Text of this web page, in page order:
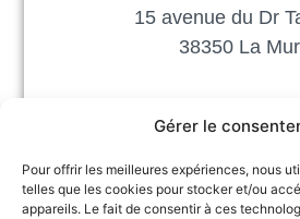
Gérer le
Pour offrir les meilleures expériences, nous
telles que les cookies pour stocker et/ou
appareils. Le fait de consentir à ces
15 avenue du Dr
38350 La